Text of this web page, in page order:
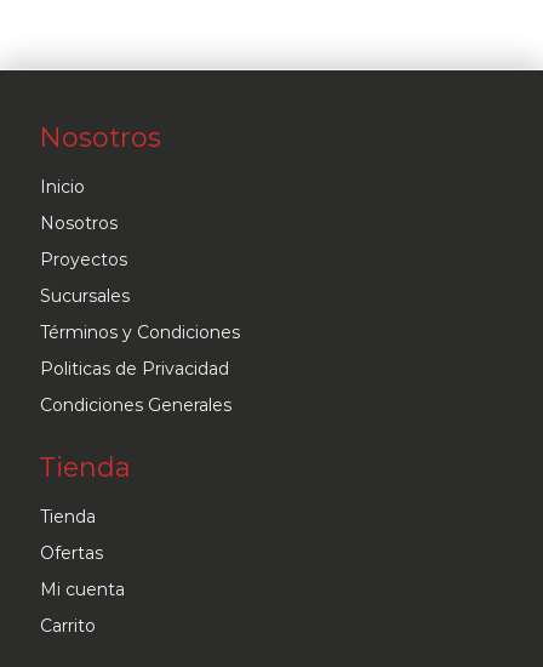
Nosotros
Inicio
Nosotros
Proyectos
Sucursales
Términos y Condiciones
Politicas de Privacidad
Condiciones Generales
Tienda
Tienda
Ofertas
Mi cuenta
Carrito